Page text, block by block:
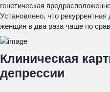
генетическая
Установлено, что
женщин в два раза чаще по
Клиническая
депрессии